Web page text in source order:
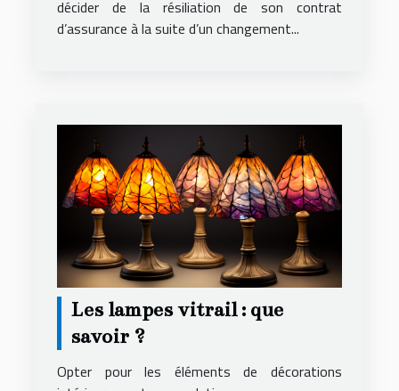
décider de la résiliation de son contrat
d’assurance à la suite d’un changement...
Les lampes vitrail : que
savoir ?
Opter pour les éléments de décorations